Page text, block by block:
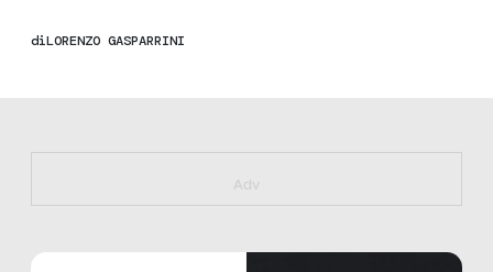
diLORENZO GASPARRINI
https://bit.ly/muster_aggiornamento
Adv